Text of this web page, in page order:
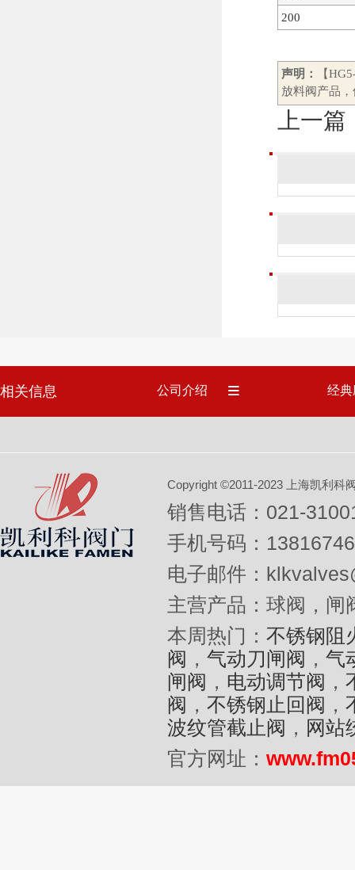
200
声明：
【
放料阀产品
上一篇
相关信息 公司介绍 经
Copyright ©2011-2023 上海凯利科
销售电话：021-
手机号码：
电子邮件：
主营产品：球阀，闸
本周热门： 不锈钢阻
阀 ， 气动刀闸阀 ， 气
闸阀 ， 电动调节阀 ，
阀 ， 不锈钢止回阀 ，
波纹管截止阀 ， 网站
官方网址：